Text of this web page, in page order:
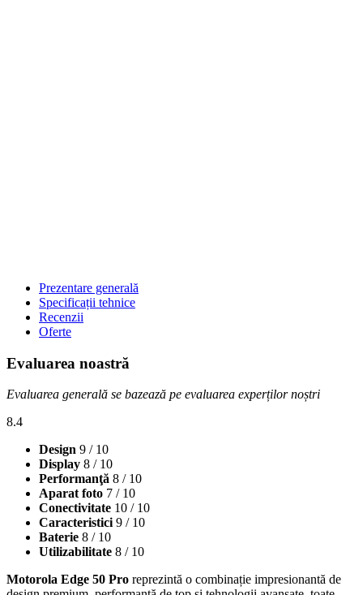
Prezentare generală
Specificații tehnice
Recenzii
Oferte
Evaluarea noastră
Evaluarea generală se bazează pe evaluarea experților noștri
8.4
Design 9 / 10
Display 8 / 10
Performanţă 8 / 10
Aparat foto 7 / 10
Conectivitate 10 / 10
Caracteristici 9 / 10
Baterie 8 / 10
Utilizabilitate 8 / 10
Motorola Edge 50 Pro reprezintă o combinație impresionantă de